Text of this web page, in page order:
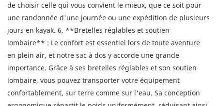
de choisir celle qui vous convient le mieux, que ce soit pour
une randonnée d'une journée ou une expédition de plusieurs
jours en kayak. 6. **Bretelles réglables et soutien
lombaire** : Le confort est essentiel lors de toute aventure
en plein air, et notre sac à dos y accorde une grande
importance. Grâce à ses bretelles réglables et son soutien
lombaire, vous pouvez transporter votre équipement
confortablement, sur terre comme sur l'eau. Sa conception